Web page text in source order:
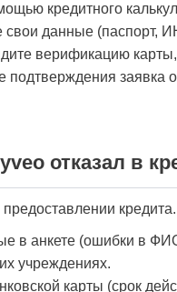
кредитного
свои данные (паспорт,
верификацию
подтверждения заявка
отказал в
в анкете (ошибки в
учреждениях.
карты (срок